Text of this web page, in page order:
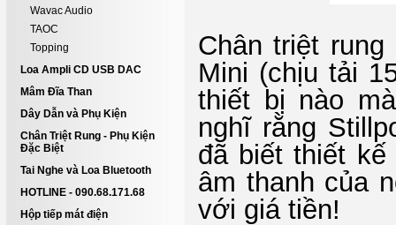
Wavac Audio
TAOC
Topping
Loa Ampli CD USB DAC
Mâm Đĩa Than
Dây Dẫn và Phụ Kiện
Chân Triệt Rung - Phụ Kiện
Đặc Biệt
Tai Nghe và Loa Bluetooth
HOTLINE - 090.68.171.68
Hộp tiếp mát điện
Chân triệt
Mini (chịu tải
thiết bị nào
nghĩ rằng
đã biết thiết
âm thanh của
với giá tiền!